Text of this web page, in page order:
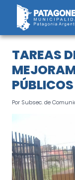
Saltar
contenido
TAREAS
PÚBLICOS
Por Subsec. de